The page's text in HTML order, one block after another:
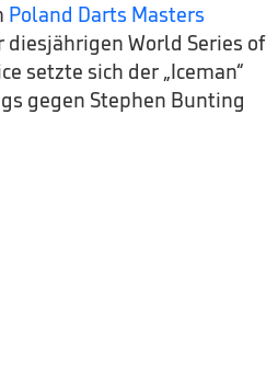
Poland Darts Masters
diesjährigen World Series of
setzte sich der „Iceman“
gegen Stephen Bunting